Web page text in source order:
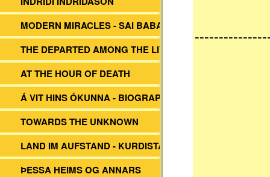
MODERN MIRACLES - SAI BABA
THE DEPARTED AMONG THE LIVING
AT THE HOUR OF DEATH
Á VIT HINS ÓKUNNA - BIOGRAPHY EH
TOWARDS THE UNKNOWN
LAND IM AUFSTAND - KURDISTAN
ÞESSA HEIMS OG ANNARS